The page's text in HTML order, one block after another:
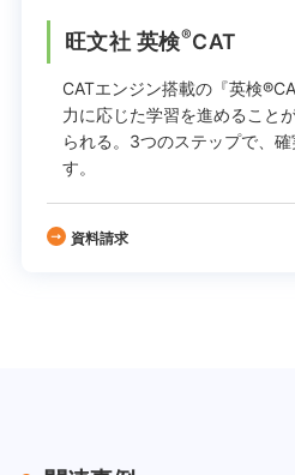
旺文社 英検®CAT
CATエンジン搭載の『英検
力に応じた学習を進めることが
られる。 3つのステップで、
す。
資料請求